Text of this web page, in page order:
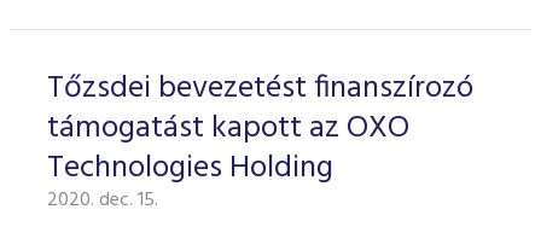
Tőzsdei bevezetést finanszírozó
támogatást kapott az OXO
Technologies Holding
2020. dec. 15.